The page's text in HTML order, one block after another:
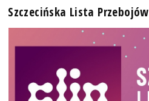
Szczecińska Lista Przebojów